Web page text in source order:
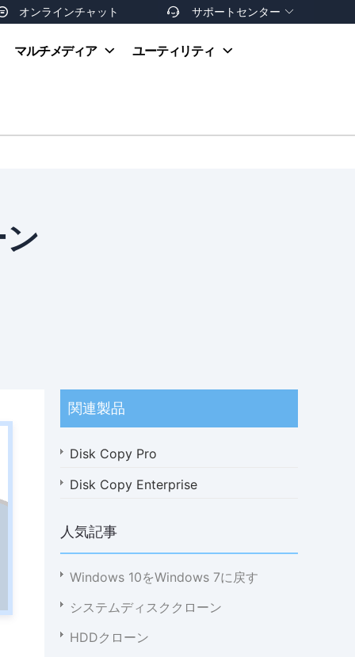
オンラインチャット  サポートセンター 
お支払い方法
マルチメディア ユーティリティ
関連製品
Disk Copy Pro
Disk Copy Enterprise
人気記事
Windows 10をWindows 7に戻す
システムディスククローン
HDDクローン